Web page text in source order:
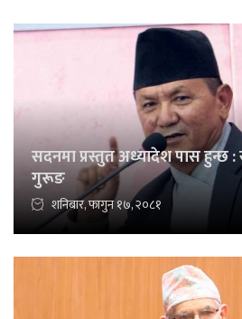
सदनमा प्रस्तुत अध्यादेश पास हुन्छ :
गुरूङ
शनिबार, फागुन १७, २०८१